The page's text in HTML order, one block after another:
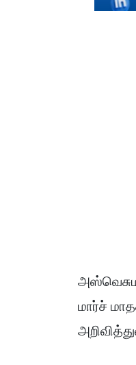
அஸ்வெசும
மார்ச்